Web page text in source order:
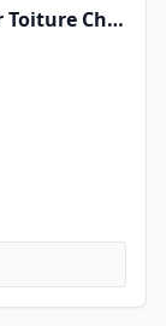
Isère toiture 38 M.Debar : Couvreur Toiture Charpente Isère